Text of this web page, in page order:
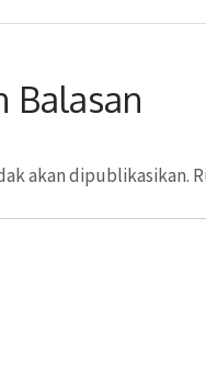
Balasan
akan dipublikasikan.